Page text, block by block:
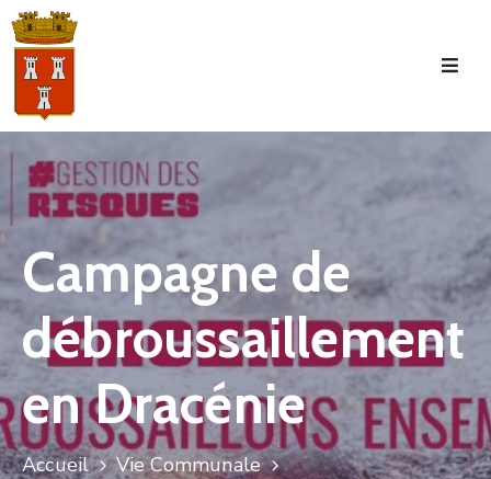
Accueil
Commune
Tourisme
Manifestations
Vie
Municipale
Services
Jeunesse
Campagne de
débroussaillement
en Dracénie
Accueil
Vie Communale